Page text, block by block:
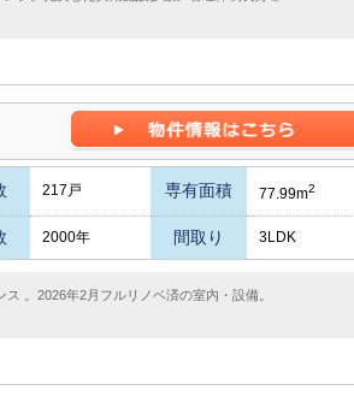
217戸 専有面積 77.99m2
2000年 間取り 3LDK
。2026年2月フルリノベ済の室内・設備。